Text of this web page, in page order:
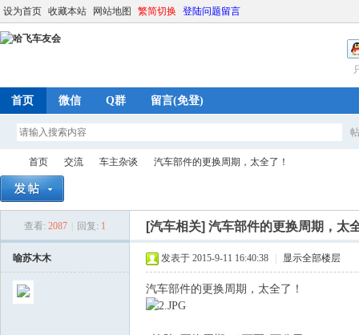
设为首页 收藏本站 网站地图 繁简切换 登陆问题留言
首页 微信 Q群 留言(免登)
首页
›
交流
›
车主杂谈 汽车部件的更换周期，太全了！
查看: 2087 回复: 1 [汽车相关] 汽车部件的更换周期，太
喻苏木木 发表于 2015-9-11 16:40:38 显示全部楼层
汽车部件的更换周期，太全了！